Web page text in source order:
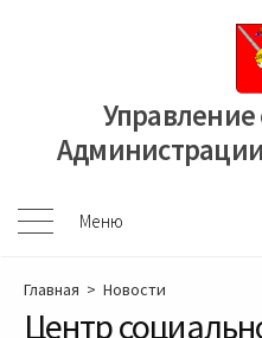
Меню
Меню
Главная > Новости
Центр